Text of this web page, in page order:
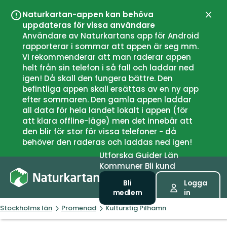
Naturkartan-appen kan behöva
uppdateras för vissa användare
Användare av Naturkartans app för Android
rapporterar i sommar att appen är seg mm.
Vi rekommenderar att man raderar appen
helt från sin telefon i så fall och laddar ned
igen! Då skall den fungera bättre. Den
befintliga appen skall ersättas av en ny app
efter sommaren. Den gamla appen laddar
all data för hela landet lokalt i appen (för
att klara offline-läge) men det innebär att
den blir för stor för vissa telefoner - då
behöver den raderas och laddas ned igen!
UtforskaGuiderLän
Kommuner Bli kund
Bli
medlem
Logga
in
Stockholms län Promenad Kulturstig Pilhamn